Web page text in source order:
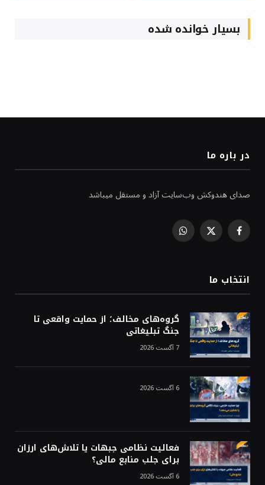
بسیار خوانده شده
در باره ما
صدای هندوکش وب‌سایت آزاد و مستقل میباشد
Facebook
X
WhatsApp
انتخاب ما
گروه‌های مخالف؛ از حمایت واقعی تا
جنگ تبلیغاتی
7 آگست 2026
6 آگست 2026
فعالیت نظامی جبهات یا تلاش‌های ارزان
برای جلب منابع مالی؟
6 آگست 2026